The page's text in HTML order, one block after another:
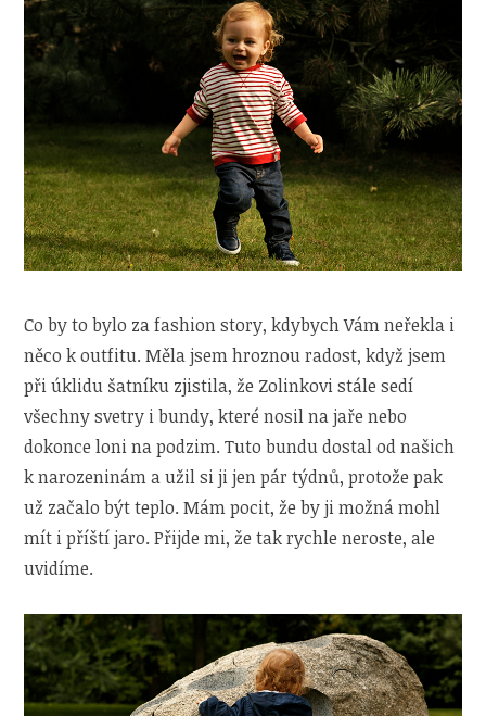
Co by to bylo za fashion story, kdybych Vám neřekla i
něco k outfitu. Měla jsem hroznou radost, když jsem
při úklidu šatníku zjistila, že Zolinkovi stále sedí
všechny svetry i bundy, které nosil na jaře nebo
dokonce loni na podzim. Tuto bundu dostal od našich
k narozeninám a užil si ji jen pár týdnů, protože pak
už začalo být teplo. Mám pocit, že by ji možná mohl
mít i příští jaro. Přijde mi, že tak rychle neroste, ale
uvidíme.